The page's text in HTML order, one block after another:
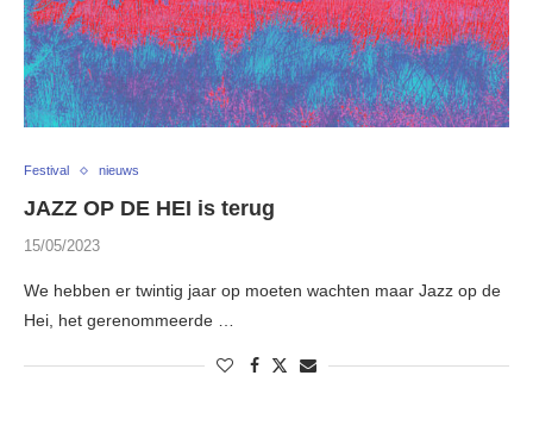
Festival nieuws
JAZZ OP DE HEI is terug
15/05/2023
We hebben er twintig jaar op moeten wachten maar Jazz op de
Hei, het gerenommeerde …